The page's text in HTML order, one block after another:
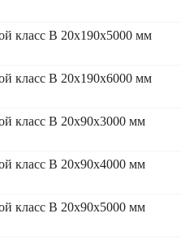
класс В 20x190x5000 мм
класс В 20x190x6000 мм
класс В 20x90x3000 мм
класс В 20x90x4000 мм
класс В 20x90x5000 мм